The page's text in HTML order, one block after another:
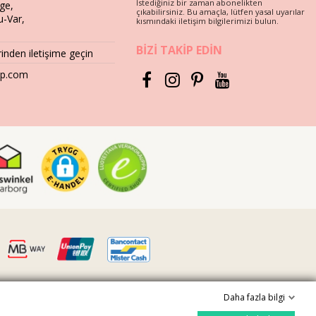
fazla yaz boyunca tadını çıkarmak istiyorsanız kaliteli kumaş
veya ahşap (kıymıklar!) gibi yüzeylerle doğrudan temas,
ve desenler renk değiştirebilir. Ve bikininiz taş, inci veya
düz bir şekilde koyun ve gölgede kurumasını bekleyin. Güneş
Var,
iletişime geçin
İstediğiniz bir zaman abonelikten
çıkabilirsiniz. Bu amaçla, lütfen yasal uyarılar
kısmındaki iletişim bilgilerimizi bulun.
BIZI TAKIP EDIN
Daha fazla bilgi